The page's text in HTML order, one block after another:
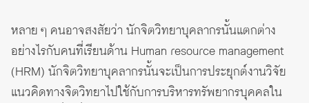
หลาย ๆ คนอาจสงสัยว่า นักจิตวิทยาบุคลากรนั้นแตกต่าง
อย่างไรกับคนที่เรียนด้าน Human resource management
(HRM) นักจิตวิทยาบุคลากรนั้นจะเป็นการประยุกต์งานวิจัย
แนวคิดทางจิตวิทยาไปใช้กับการบริหารทรัพยากรบุคคลใน